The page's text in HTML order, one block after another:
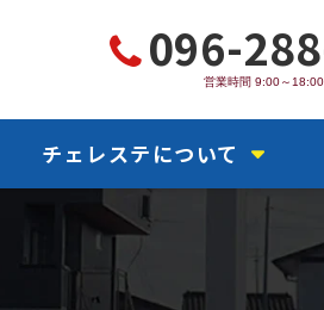
096-
営業時間 9:00～
チェレステについて
チェレステ川尻店
チェレステ熊本インター店